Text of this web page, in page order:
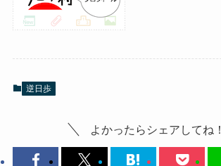
逆日歩
よかったらシェアしてね！